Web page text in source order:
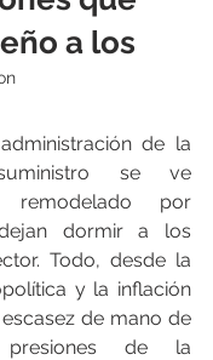
a los
estrellas.
de la
se ve
remodelado por
dormir a los
Todo, desde la
y la inflación
de mano de
de la